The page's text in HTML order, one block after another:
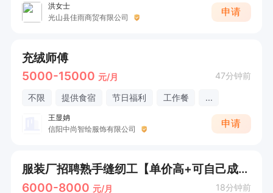
洪女士
光山县佳雨商贸有限公司
申请
充绒师傅
5000-15000 元/月 47分钟前
不限 提供食宿 节日福利 工作餐 ...
王显姌
信阳中尚智绘服饰有限公司
申请
服装厂招聘熟手缝纫工【单价高+可自己成件】
6000-8000 元/月 18分钟前